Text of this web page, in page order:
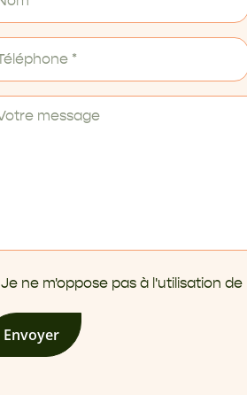
Je ne m'oppose pas à l'utilisation
Envoyer